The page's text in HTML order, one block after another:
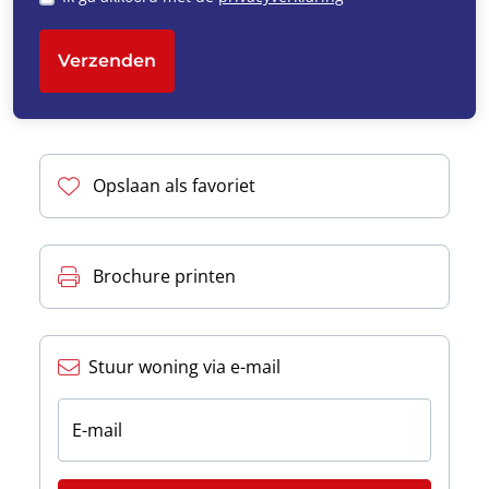
Verzenden
Opslaan als favoriet
Brochure printen
Stuur woning via e-mail
E-mail